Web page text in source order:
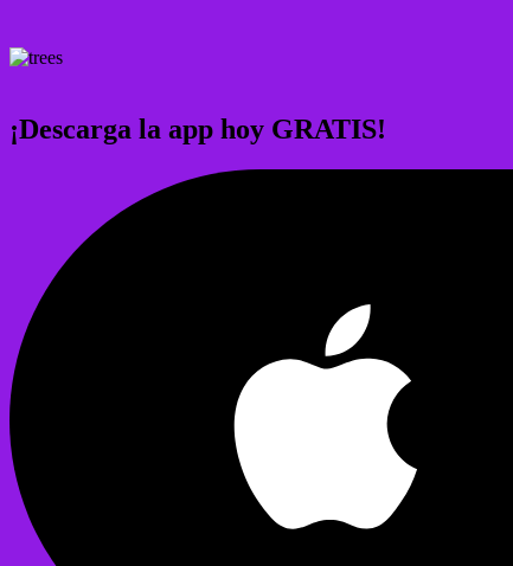
¡Descarga la app hoy GRATIS!